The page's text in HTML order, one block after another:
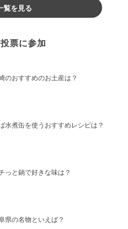
覧を見る
票に参加
のおすすめのお土産は？
水煮缶を使うおすすめレシピは？
っと鍋で好きな味は？
県の名物といえば？